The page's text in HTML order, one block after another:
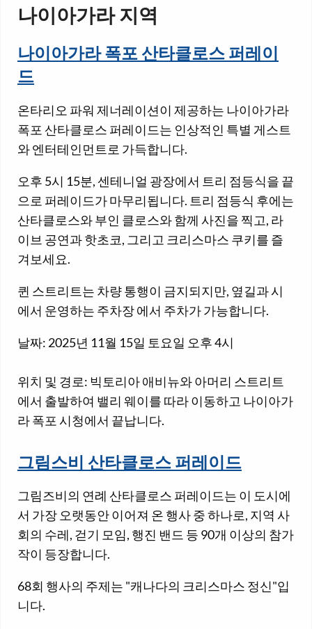
나이아가라 지역
나이아가라 폭포 산타클로스 퍼레이
드
온타리오 파워 제너레이션이 제공하는 나이아가라
폭포 산타클로스 퍼레이드는 인상적인 특별 게스트
와 엔터테인먼트로 가득합니다.
오후 5시 15분, 센테니얼 광장에서 트리 점등식을 끝
으로 퍼레이드가 마무리됩니다. 트리 점등식 후에는
산타클로스와 부인 클로스와 함께 사진을 찍고, 라
이브 공연과 핫초코, 그리고 크리스마스 쿠키를 즐
겨보세요.
퀸 스트리트는 차량 통행이 금지되지만, 옆길과 시
에서 운영하는 주차장 에서 주차가 가능합니다.
날짜: 2025년 11월 15일 토요일 오후 4시
위치 및 경로: 빅토리아 애비뉴와 아머리 스트리트
에서 출발하여 밸리 웨이를 따라 이동하고 나이아가
라 폭포 시청에서 끝납니다.
그림스비 산타클로스 퍼레이드
그림즈비의 연례 산타클로스 퍼레이드는 이 도시에
서 가장 오랫동안 이어져 온 행사 중 하나로, 지역 사
회의 수레, 걷기 모임, 행진 밴드 등 90개 이상의 참가
작이 등장합니다.
68회 행사의 주제는 "캐나다의 크리스마스 정신"입
니다.